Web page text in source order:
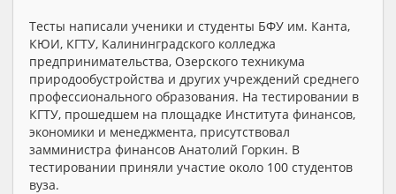
Тесты написали ученики и студенты БФУ им. Канта,
КЮИ, КГТУ, Калининградского колледжа
предпринимательства, Озерского техникума
природообустройства и других учреждений среднего
профессионального образования. На тестировании в
КГТУ, прошедшем на площадке Института финансов,
экономики и менеджмента, присутствовал
замминистра финансов Анатолий Горкин. В
тестировании приняли участие около 100 студентов
вуза.